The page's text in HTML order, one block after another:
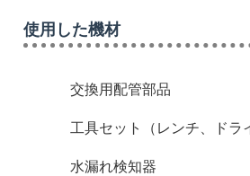
使用した機材
交換用配管部品
工具セット（レンチ、ドラ
水漏れ検知器